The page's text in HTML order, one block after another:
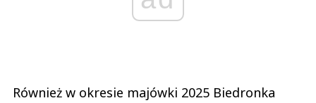
Również w okresie majówki 2025 Biedronka